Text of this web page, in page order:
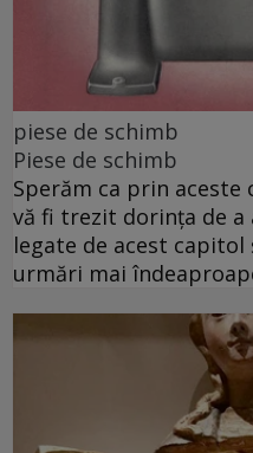
piese de schimb
Piese de schimb
Sperăm ca prin aceste
vă fi trezit dorința de a
legate de acest
urmări mai